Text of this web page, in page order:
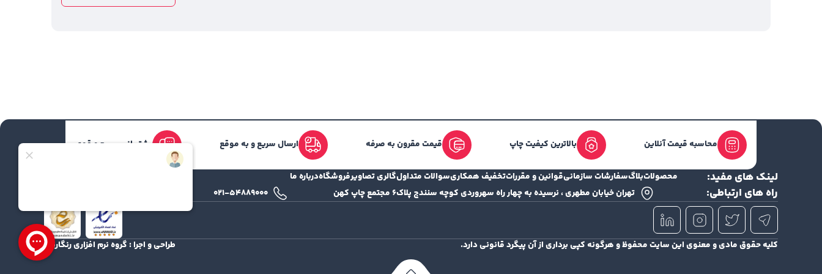
محاسبه قیمت آنلاین بالاترین کیفیت چاپ قیمت مقرون به صرفه ارسال سریع و به موقع پشتیبانی سریع و قوی
لینک های مفید: محصولاتبلاگسفارشات سازمانیقوانین و مقرراتتخفیف همکاریسوالات متداولگالری تصاویرفروشگاهدرباره ما
راه های ارتباطی: تهران خیابان مطهری ، نرسیده به چهار راه سهروردی کوچه سنندج پلاک۶ مجتمع چاپ کهن ۰۲۱-۵۴۸۸۹۰۰۰
کلیه حقوق مادی و معنوی این سایت محفوظ و هرگونه کپی برداری از آن پیگرد قانونی دارد. طراحی و اجرا :گروه نرم افزاری رنگارنگ